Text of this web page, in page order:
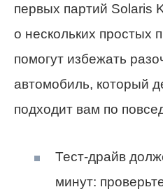
первых партий Solaris
о нескольких простых
помогут избежать
автомобиль, который
подходит вам по
Тест‑драйв
минут: